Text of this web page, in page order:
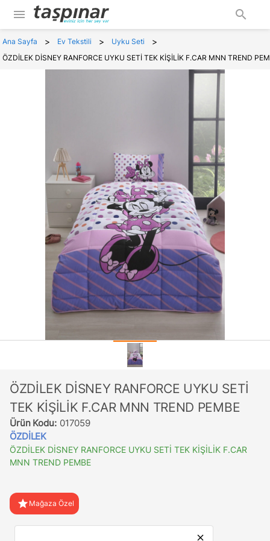
menu search
Ana Sayfa > Ev Tekstili > Uyku Seti >
ÖZDİLEK DİSNEY RANFORCE UYKU SETİ TEK KİŞİLİK F.CAR MNN TREND
ÖZDİLEK DİSNEY RANFORCE UYKU SETİ
TEK KİŞİLİK F.CAR MNN TREND PEMBE
Ürün Kodu: 017059
ÖZDİLEK
ÖZDİLEK DİSNEY RANFORCE UYKU SETİ TEK KİŞİLİK F.CAR
MNN TREND PEMBE
star Mağaza Özel
close